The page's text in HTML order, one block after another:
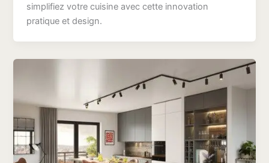
simplifiez votre cuisine avec cette innovation
pratique et design.